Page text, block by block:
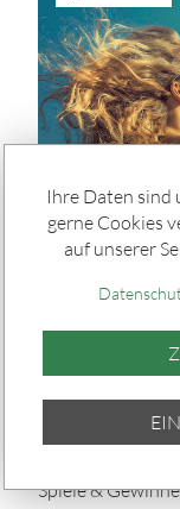
Spiele &
Ihre Daten sind
gerne Cookies
auf unserer